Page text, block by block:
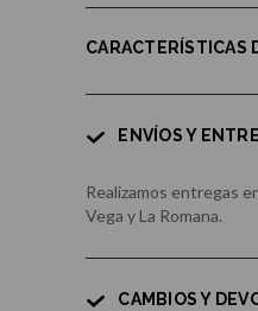
CARACTERÍSTICAS
ENVÍOS Y
Realizamos entregas
Vega y La Romana.
CAMBIOS Y